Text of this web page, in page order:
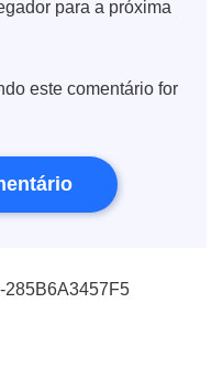
para a próxima
este comentário for